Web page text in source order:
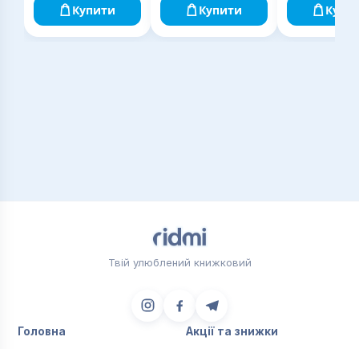
Купити
Купити
Твій улюблений книжковий
Головна
Акції та знижки